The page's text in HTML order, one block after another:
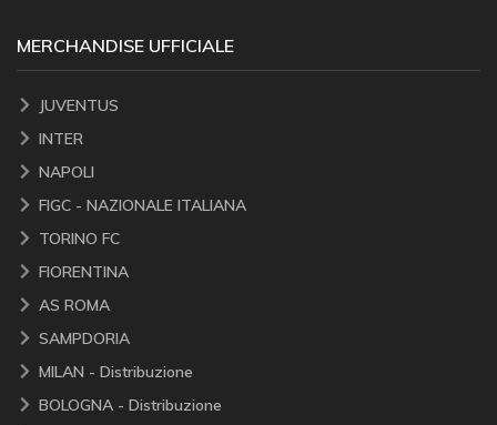
MERCHANDISE UFFICIALE
JUVENTUS
INTER
NAPOLI
FIGC - NAZIONALE ITALIANA
TORINO FC
FIORENTINA
AS ROMA
SAMPDORIA
MILAN - Distribuzione
BOLOGNA - Distribuzione